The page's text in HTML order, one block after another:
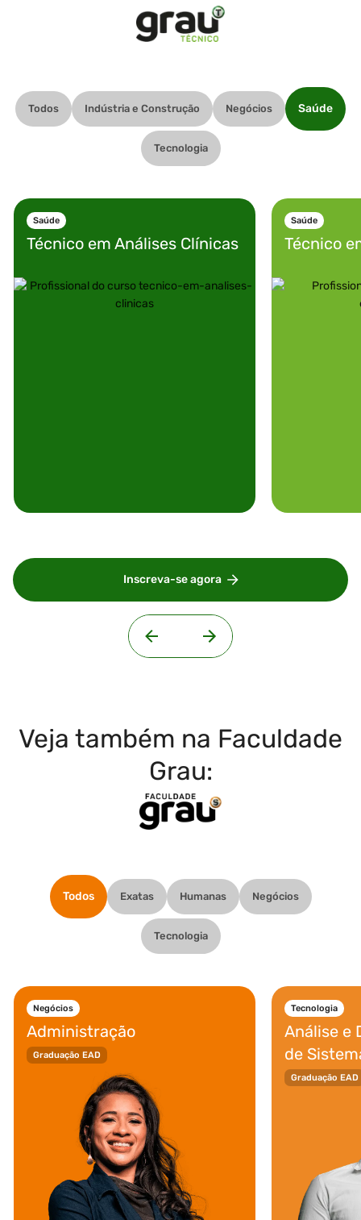
Todos Indústria e Construção Negócios Saúde
Tecnologia
Saúde
Técnico em Análises Clínicas
Saúde
Técnico
Inscreva-se agora
Veja também na Faculdade
Grau:
Todos Exatas Humanas Negócios
Tecnologia
Negócios
Administração
Graduação EAD
Tecnologia
Análise e
de
Graduação EAD